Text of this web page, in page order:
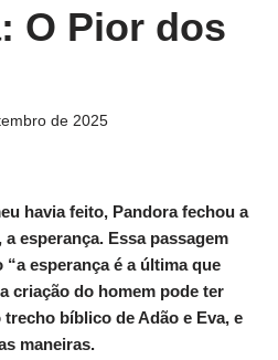
O Pior dos
de 2025
havia feito, Pandora fechou a
esperança. Essa passagem
esperança é a última que
criação do homem pode ter
bíblico de Adão e Eva, e
maneiras.